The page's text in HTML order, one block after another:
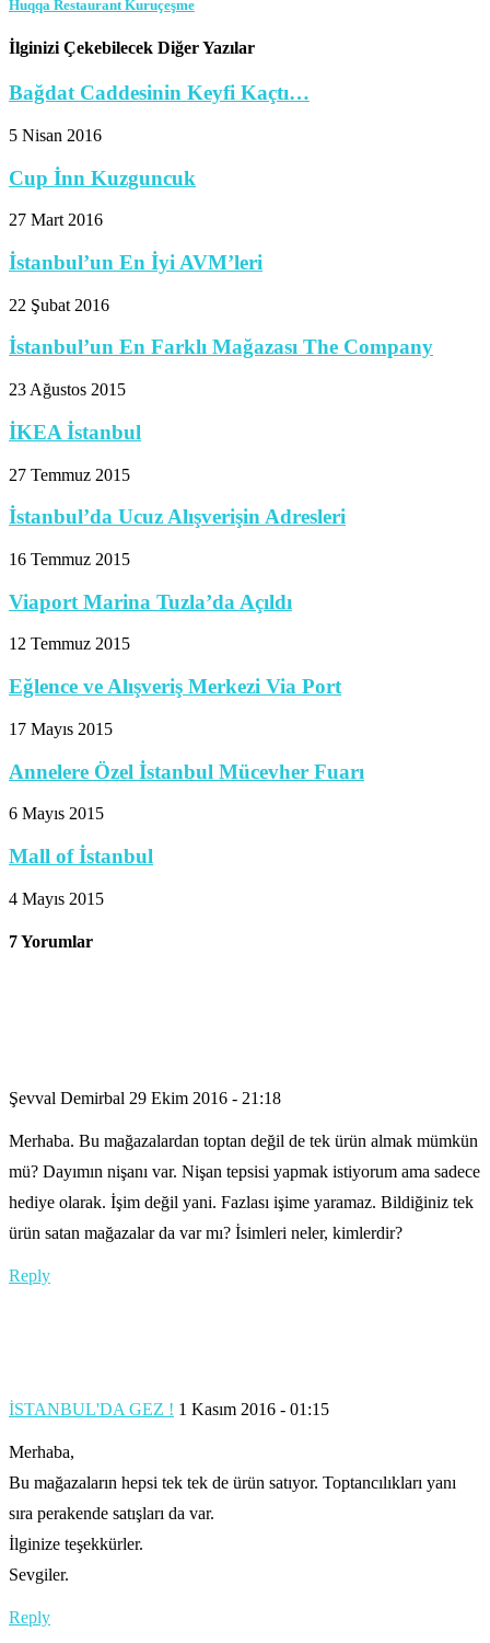
Huqqa Restaurant Kuruçeşme
İlginizi Çekebilecek Diğer Yazılar
Bağdat Caddesinin Keyfi Kaçtı…
5 Nisan 2016
Cup İnn Kuzguncuk
27 Mart 2016
İstanbul’un En İyi AVM’leri
22 Şubat 2016
İstanbul’un En Farklı Mağazası The Company
23 Ağustos 2015
İKEA İstanbul
27 Temmuz 2015
İstanbul’da Ucuz Alışverişin Adresleri
16 Temmuz 2015
Viaport Marina Tuzla’da Açıldı
12 Temmuz 2015
Eğlence ve Alışveriş Merkezi Via Port
17 Mayıs 2015
Annelere Özel İstanbul Mücevher Fuarı
6 Mayıs 2015
Mall of İstanbul
4 Mayıs 2015
7 Yorumlar
Şevval Demirbal 29 Ekim 2016 - 21:18
Merhaba. Bu mağazalardan toptan değil de tek ürün almak mümkün
mü? Dayımın nişanı var. Nişan tepsisi yapmak istiyorum ama sadece
hediye olarak. İşim değil yani. Fazlası işime yaramaz. Bildiğiniz tek
ürün satan mağazalar da var mı? İsimleri neler, kimlerdir?
Reply
İSTANBUL'DA GEZ ! 1 Kasım 2016 - 01:15
Merhaba,
Bu mağazaların hepsi tek tek de ürün satıyor. Toptancılıkları yanı
sıra perakende satışları da var.
İlginize teşekkürler.
Sevgiler.
Reply